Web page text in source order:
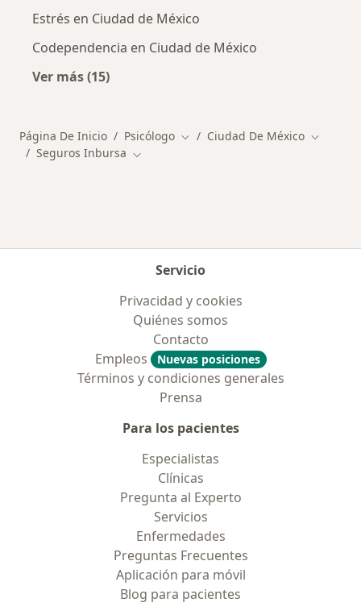
Estrés en Ciudad de México
Codependencia en Ciudad de México
Ver más (15)
Página De Inicio Psicólogo Cambiar de ciudad
Ciudad De México Cambiar
Seguros Inbursa Cambiar de ciudad
Servicio
Privacidad y cookies
Quiénes somos
Contacto
Empleos
Nuevas posiciones
Términos y condiciones generales
Prensa
Para los pacientes
Especialistas
Clínicas
Pregunta al Experto
Servicios
Enfermedades
Preguntas Frecuentes
Aplicación para móvil
Blog para pacientes